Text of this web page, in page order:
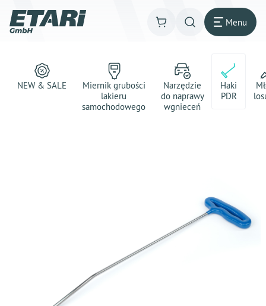
Menu
NEW & SALE
Miernik grubości
lakieru
samochodowego
Narzędzie
do naprawy
wgnieceń
Haki
PDR